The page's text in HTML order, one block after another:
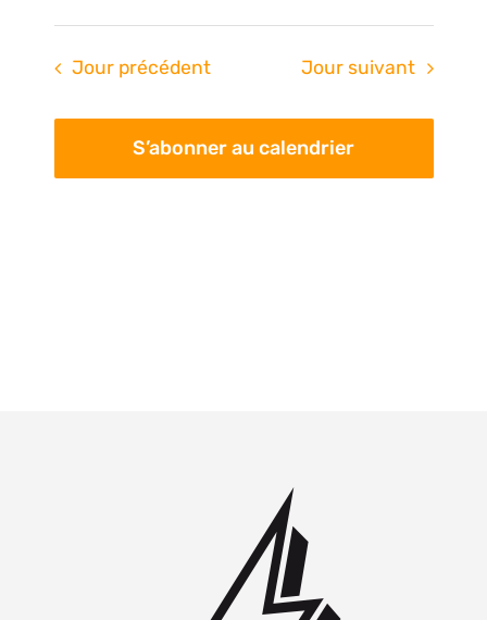
Jour précédent Jour suivant
S’abonner au calendrier